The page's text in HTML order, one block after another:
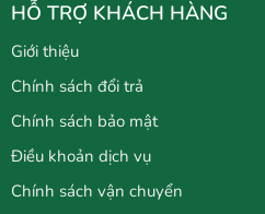
HỖ TRỢ KHÁCH HÀNG
Giới thiệu
Chính sách đổi trả
Chính sách bảo mật
Điều khoản dịch vụ
Chính sách vận chuyển